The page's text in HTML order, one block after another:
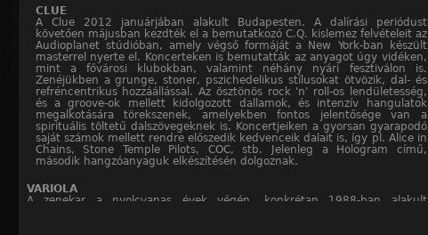
CLUE
A Clue 2012 januárjában alakult Budapesten. A dalírási periódust
követően májusban kezdték el a bemutatkozó C.Q. kislemez felvételeit az
Audioplanet stúdióban, amely végső formáját a New York-ban készült
masterrel nyerte el. Koncerteken is bemutatták az anyagot úgy vidéken,
mint a fővárosi klubokban, valamint néhány nyári fesztiválon is.
Zenéjükben a grunge, stoner, pszichedelikus stílusokat ötvözik, dal- és
refréncentrikus hozzáállással. Az ösztönös rock 'n' roll-os lendületesség,
és a groove-ok mellett kidolgozott dallamok, és intenzív hangulatok
megalkotására törekszenek, amelyekben fontos jelentősége van a
spirituális töltetű dalszövegeknek is. Koncertjeiken a gyorsan gyarapodó
saját számok mellett rendre előszedik kedvenceik dalait is, így pl. Alice in
Chains, Stone Temple Pilots, COC, stb. Jelenleg a Hologram című,
második hangzóanyaguk elkészítésén dolgoznak.
VARIOLA
A zenekar a nyolcvanas évek végén, konkrétan 1988-ban alakult